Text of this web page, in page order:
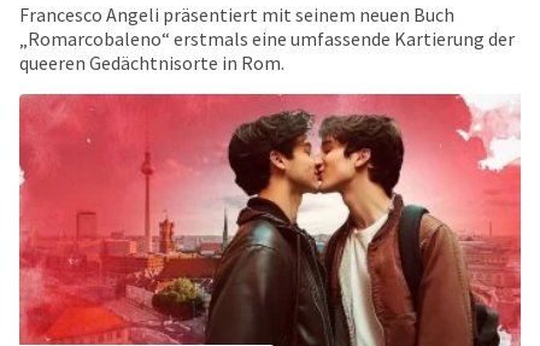
Francesco Angeli präsentiert mit seinem neuen Buch
„Romarcobaleno“ erstmals eine umfassende Kartierung der
queeren Gedächtnisorte in Rom.